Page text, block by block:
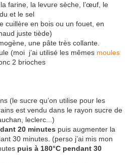
farine, la levure sèche, l’œuf, le
et le sel
cuillère en bois ou un fouet, en
juste tiède)
une pâte très collante.
(moi j’ai utilisé les mêmes moules
2 brioches
(le sucre qu’on utilise pour les
est vendu dans le rayon sucre de
leclerc...)
20 minutes puis augmenter la
30 minutes. (perso j’ai mis mon
puis à 180°C pendant 30